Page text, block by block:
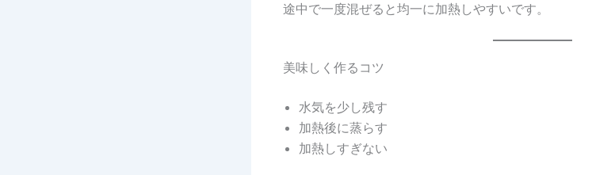
途中で一度混ぜると均一に加熱しやすいです。
美味しく作るコツ
水気を少し残す
加熱後に蒸らす
加熱しすぎない